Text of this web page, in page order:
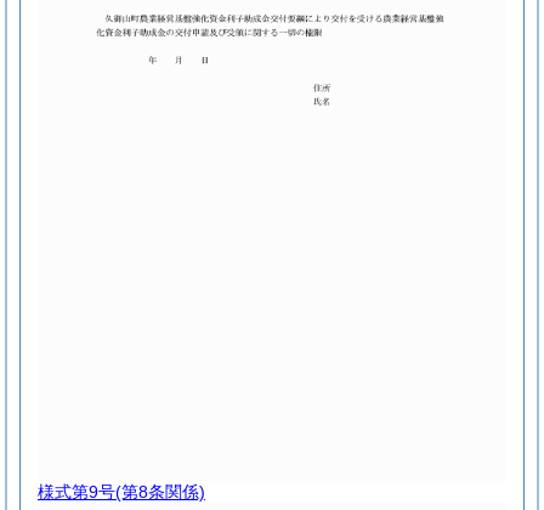
様式第9号(第8条関係)